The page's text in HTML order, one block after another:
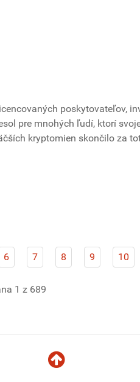
poskytovateľov,
pre mnohých ľudí, ktorí
kryptomien skončilo za
6 7 8 9 10
1 z 689